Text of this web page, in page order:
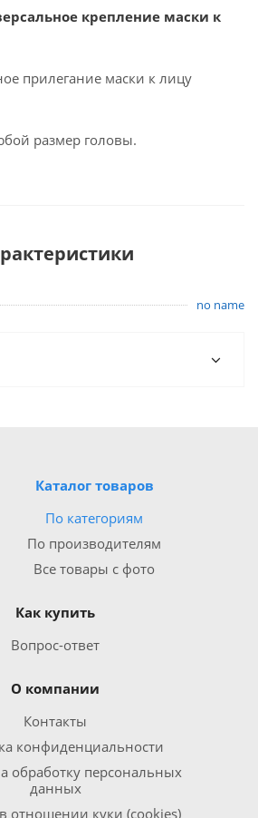
крепление маски к
прилегание маски к лицу
размер головы.
no name
Каталог товаров
По категориям
По производителям
Все товары с фото
Как купить
Вопрос-ответ
О компании
Контакты
конфиденциальности
обработку персональных
данных
отношении куки (cookies)